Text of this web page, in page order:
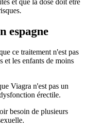
et que la dose doit être
espagne
ce traitement n'est pas
et les enfants de moins
Viagra n'est pas un
érectile.
besoin de plusieurs